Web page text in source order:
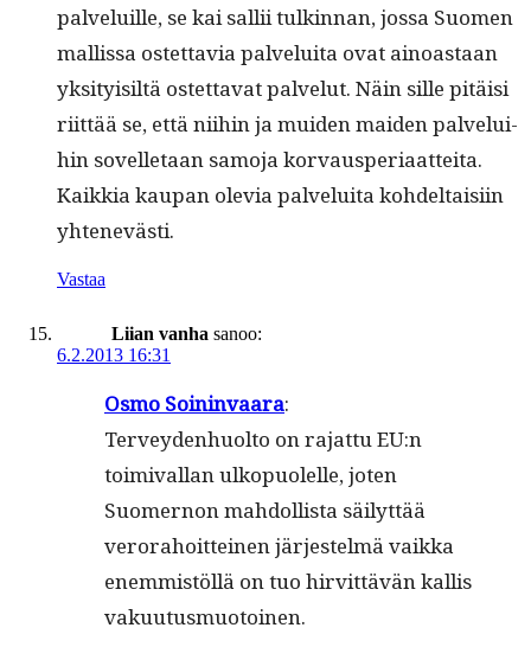
palveluille, se kai sal­lii tulkin­nan, jos­sa Suomen
mallis­sa ostet­tavia palvelui­ta ovat ain­oas­taan
yksi­ty­isiltä ostet­ta­vat palve­lut. Näin sille pitäisi
riit­tää se, että niihin ja muiden maid­en palvelui­
hin sovel­letaan samo­ja kor­vaus­pe­ri­aat­tei­ta.
Kaikkia kau­pan ole­via palvelui­ta kohdeltaisi­in
yhtenevästi.
Vastaa
Liian vanha sanoo:
6.2.2013 16:31
Osmo Soin­in­vaara:
Ter­vey­den­huolto on rajat­tu EU:n
toimi­val­lan ulkop­uolelle, joten
Suomer­non mah­dol­lista säi­lyt­tää
verora­hoit­teinen jär­jestelmä vaik­ka
enem­mistöl­lä on tuo hirvit­tävän kallis
vakuutusmuotoinen.